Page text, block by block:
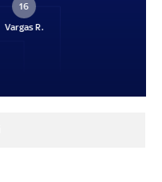
16
Vargas R.